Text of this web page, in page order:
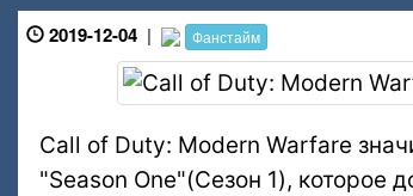
2019-12-04 | Фанстайм
Call of Duty: Modern Warfare
"Season One"(Сезон 1), которое